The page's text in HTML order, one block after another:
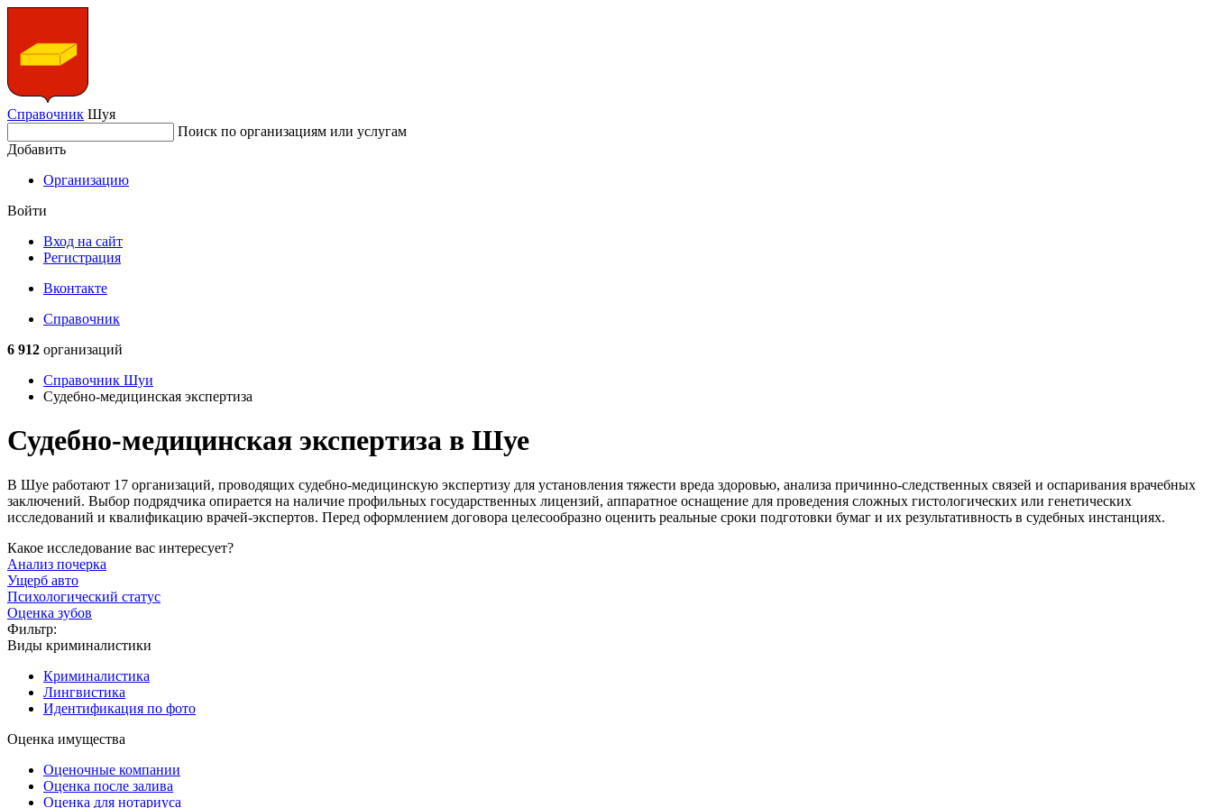
Справочник Шуя
Поиск по организациям или услугам
Добавить
Организацию
Войти
Вход на сайт
Регистрация
Вконтакте
Справочник
6 912 организаций
Справочник Шуи
Судебно-медицинская экспертиза
Судебно-медицинская экспертиза в Шуе
В Шуе работают 17 организаций, проводящих судебно-медицинскую экспертизу для установления тяжести вреда здоровью, анализа причинно-следственных связей и оспаривания врачебных
заключений. Выбор подрядчика опирается на наличие профильных государственных лицензий, аппаратное оснащение для проведения сложных гистологических или генетических
исследований и квалификацию врачей-экспертов. Перед оформлением договора целесообразно оценить реальные сроки подготовки бумаг и их результативность в судебных инстанциях.
Какое исследование вас интересует?
Анализ почерка
Ущерб авто
Психологический статус
Оценка зубов
Фильтр:
Виды криминалистики
Криминалистика
Лингвистика
Идентификация по фото
Оценка имущества
Оценочные компании
Оценка после залива
Оценка для нотариуса